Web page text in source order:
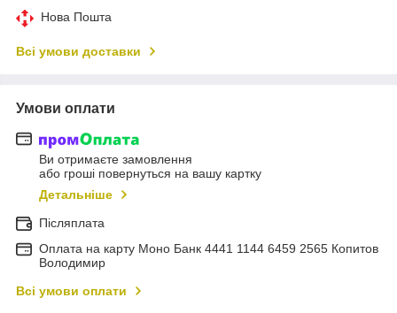
Нова Пошта
Всі умови доставки
Умови оплати
Ви отримаєте замовлення
або гроші повернуться на вашу картку
Детальніше
Післяплата
Оплата на карту Моно Банк 4441 1144 6459 2565 Копитов
Володимир
Всі умови оплати